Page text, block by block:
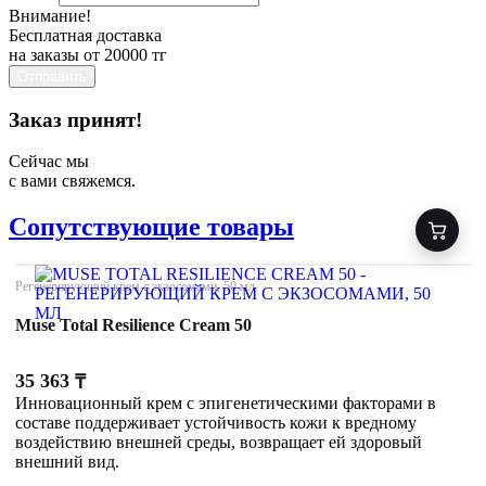
Внимание!
Бесплатная доставка
на заказы от 20000 тг
Заказ принят!
Сейчас мы
с вами свяжемся.
Сопутствующие товары
Регенерирующий крем с экзосомами, 50 мл
Muse Total Resilience Cream 50
35 363 ₸
Инновационный крем с эпигенетическими факторами в
составе поддерживает устойчивость кожи к вредному
воздействию внешней среды, возвращает ей здоровый
внешний вид.